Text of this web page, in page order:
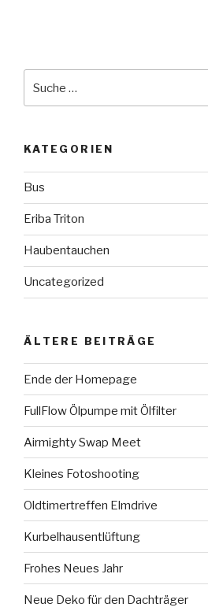
nach:
KATEGORIEN
Bus
Eriba Triton
Haubentauchen
Uncategorized
ÄLTERE BEITRÄGE
Ende der Homepage
FullFlow Ölpumpe mit Ölfilter
Airmighty Swap Meet
Kleines Fotoshooting
Oldtimertreffen Elmdrive
Kurbelhausentlüftung
Frohes Neues Jahr
Neue Deko für den Dachträger